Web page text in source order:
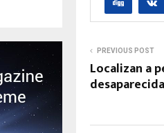
PREVIOUS POST
Localizan a
desaparecida